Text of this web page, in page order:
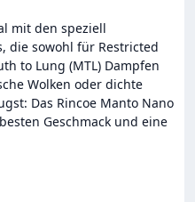
mit den speziell
die sowohl für Restricted
to Lung (MTL) Dampfen
Wolken oder dichte
Das Rincoe Manto Nano
Geschmack und eine